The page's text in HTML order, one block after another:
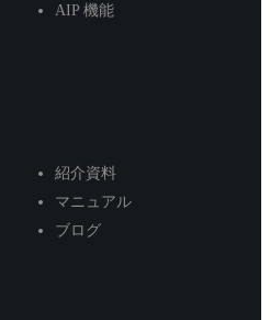
AIP 機能
紹介資料
マニュアル
ブログ